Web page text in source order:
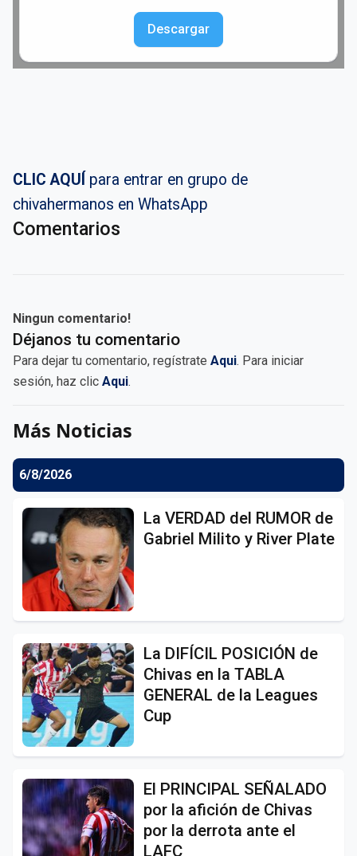
Descargar
CLIC AQUÍ para entrar en grupo de
chivahermanos en WhatsApp
Comentarios
Ningun comentario!
Déjanos tu comentario
Para dejar tu comentario, regístrate Aqui. Para iniciar
sesión, haz clic Aqui.
Más Noticias
6/8/2026
La VERDAD del RUMOR de
Gabriel Milito y River Plate
La DIFÍCIL POSICIÓN de
Chivas en la TABLA
GENERAL de la Leagues
Cup
El PRINCIPAL SEÑALADO
por la afición de Chivas
por la derrota ante el
LAFC